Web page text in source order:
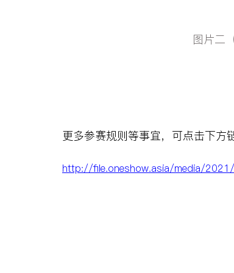
图片二
更多参赛规则等事宜，可点击下方
http://file.oneshow.asia/media/